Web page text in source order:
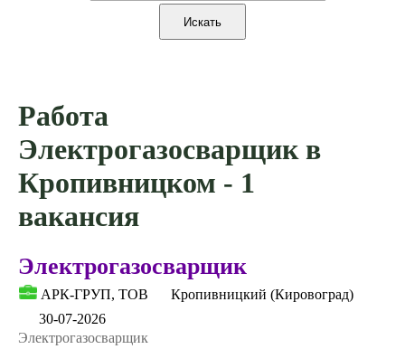
Работа
Электрогазосварщик в
Кропивницком - 1
вакансия
Электрогазосварщик
АРК-ГРУП, ТОВ
Кропивницкий (Кировоград)
30-07-2026
Электрогазосварщик